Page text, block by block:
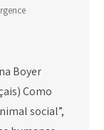
Boyer
Como
social”,